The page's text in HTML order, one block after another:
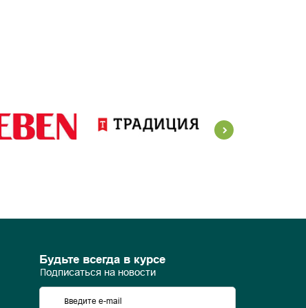
Будьте всегда в курсе
Подписаться на новости